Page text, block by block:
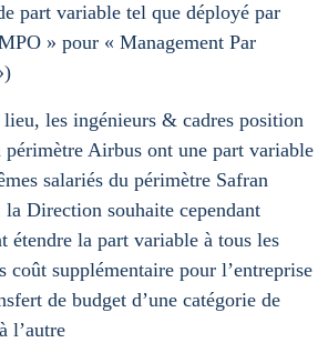
part variable tel que déployé par
» pour « Management Par
lieu, les ingénieurs & cadres position
Airbus ont une part variable
salariés du périmètre Safran
la Direction souhaite cependant
étendre la part variable à tous les
coût supplémentaire pour l’entreprise
de budget d’une catégorie de
l’autre